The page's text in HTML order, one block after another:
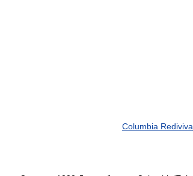
Columbia Rediviva